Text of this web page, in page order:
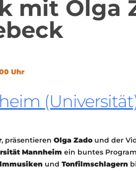
KONTAKT
TRANSPARENZ
KULTURPASS DIGITAL
mit Olga
Uhr
, präsentieren Olga Zadound der
Mannheim ein buntes
und Tonfilmschlagern